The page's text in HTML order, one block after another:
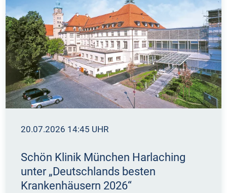
20.07.2026 14:45 UHR
Schön Klinik München Harlaching
unter „Deutschlands besten
Krankenhäusern 2026“